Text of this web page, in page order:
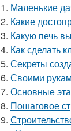
1. Маленькие
2. Какие
3. Какую печь
4. Как сделать
5. Секреты
6. Своими
7. Основные
8. Пошаговое
9.